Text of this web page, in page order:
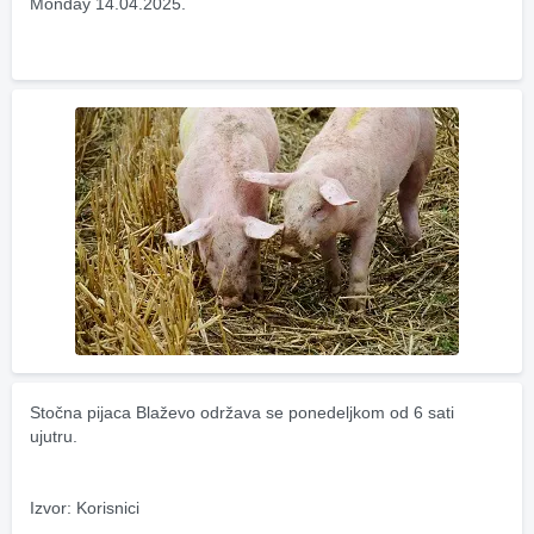
Stočna pijaca Blaževo održava se ponedeljkom od 6 sati
ujutru.
Izvor: Korisnici